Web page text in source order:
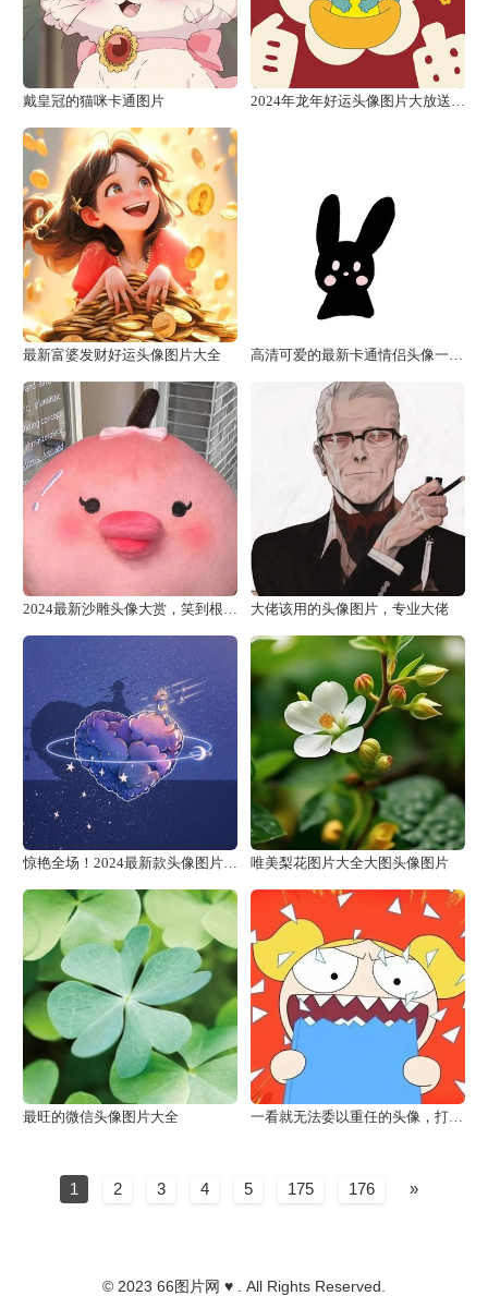
戴皇冠的猫咪卡通图片 2024年龙年好运头像图片大放送，让你一年好运连连！
最新富婆发财好运头像图片大全 高清可爱的最新卡通情侣头像一人一张图片
2024最新沙雕头像大赏，笑到根本停不下来！ 大佬该用的头像图片，专业大佬
惊艳全场！2024最新款头像图片，彰显你的个性与品味！ 唯美梨花图片大全大图头像图片
最旺的微信头像图片大全 一看就无法委以重任的头像，打工人必备
1 2 3 4 5 175 176 »
© 2023 66图片网 ♥ . All Rights Reserved.